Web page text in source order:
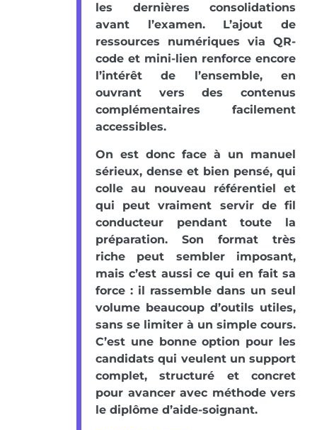
les dernières consolidations
avant l’examen. L’ajout de
ressources numériques via QR-
code et mini-lien renforce encore
l’intérêt de l’ensemble, en
ouvrant vers des contenus
complémentaires facilement
accessibles.
On est donc face à un manuel
sérieux, dense et bien pensé, qui
colle au nouveau référentiel et
qui peut vraiment servir de fil
conducteur pendant toute la
préparation. Son format très
riche peut sembler imposant,
mais c’est aussi ce qui en fait sa
force : il rassemble dans un seul
volume beaucoup d’outils utiles,
sans se limiter à un simple cours.
C’est une bonne option pour les
candidats qui veulent un support
complet, structuré et concret
pour avancer avec méthode vers
le diplôme d’aide-soignant.